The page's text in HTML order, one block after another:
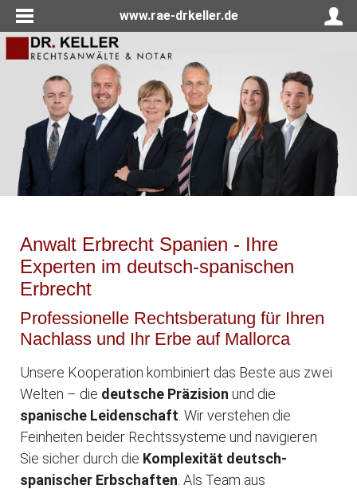
www.rae-drkeller.de
Anwalt Erbrecht Spanien - Ihre
Experten im deutsch-spanischen
Erbrecht
Professionelle Rechtsberatung für Ihren
Nachlass und Ihr Erbe auf Mallorca
Unsere Kooperation kombiniert das Beste aus zwei
Welten – die deutsche Präzision und die
spanische Leidenschaft . Wir verstehen die
Feinheiten beider Rechtssysteme und navigieren
Sie sicher durch die Komplexität deutsch-
spanischer Erbschaften . Als Team aus